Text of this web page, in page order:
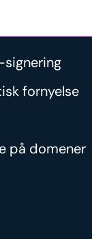
signering
fornyelse
på domener